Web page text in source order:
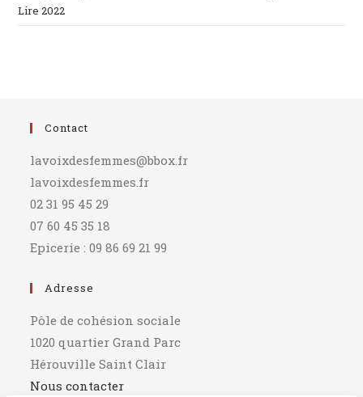
Lire 2022
Contact
lavoixdesfemmes@bbox.fr
lavoixdesfemmes.fr
02 31 95 45 29
07 60 45 35 18
Epicerie : 09 86 69 21 99
Adresse
Pôle de cohésion sociale
1020 quartier Grand Parc
Hérouville Saint Clair
Nous contacter